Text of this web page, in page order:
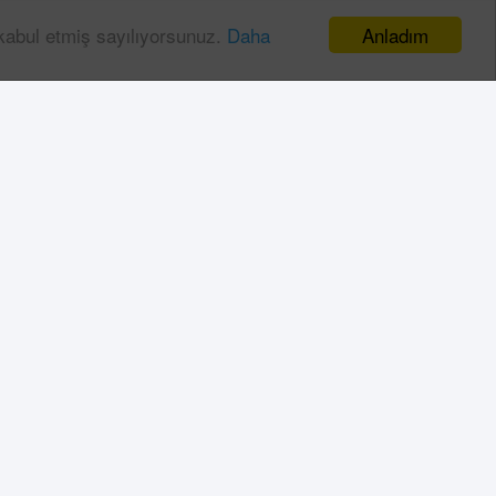
Anladım
etmiş sayılıyorsunuz. Daha